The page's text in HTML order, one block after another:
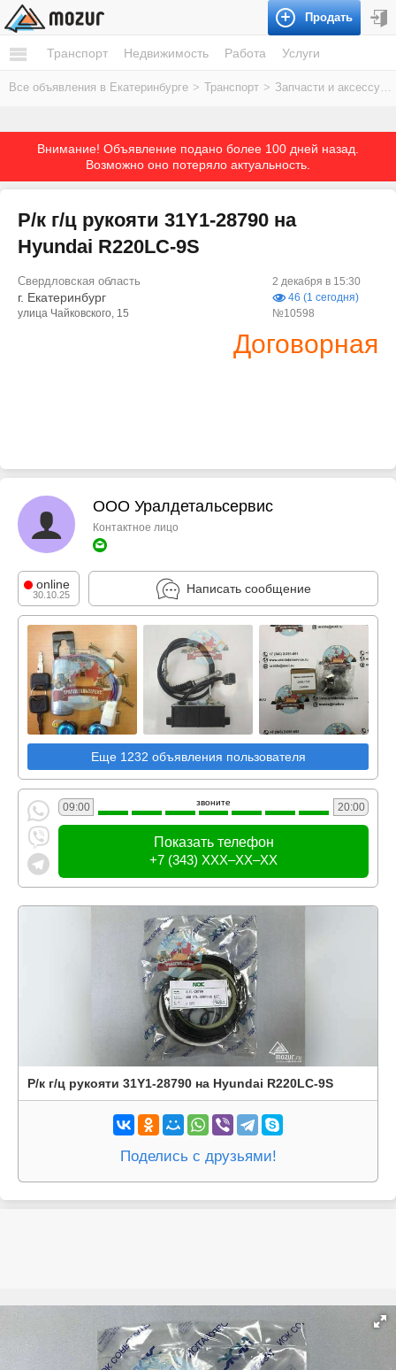
Продать
Транспорт Недвижимость Работа Услуги
Все объявления в Екатеринбурге > Транспорт > Запчасти и аксессуары
Внимание! Объявление подано более 100 дней назад.
Возможно оно потеряло актуальность.
Р/к г/ц рукояти 31Y1-28790 на
Hyundai R220LC-9S
Свердловская область
г. Екатеринбург
улица Чайковского, 15
2 декабря в 15:30
46 (1 сегодня)
№10598
Договорная
ООО Уралдетальсервис
Контактное лицо
online
30.10.25 Написать сообщение
Еще 1232 объявления пользователя
09:00 звоните 20:00
Показать телефон
+7 (343) XXX–XX–XX
Р/к г/ц рукояти 31Y1-28790 на Hyundai R220LC-9S
Поделись с друзьями!